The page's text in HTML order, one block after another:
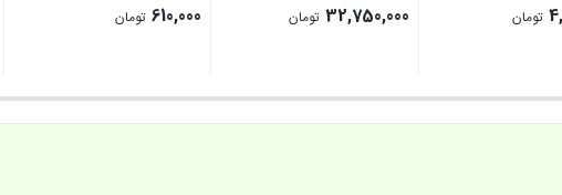
تومان 32,750,000 تومان
بستن
610,000 تومان
بستن